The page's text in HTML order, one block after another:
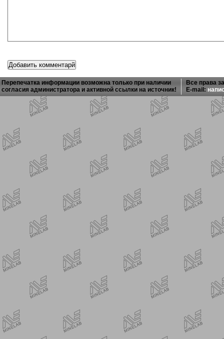
Перепечатка информации возможна только при наличии
согласия администратора и активной ссылки на источник!
Все права
E-mail: